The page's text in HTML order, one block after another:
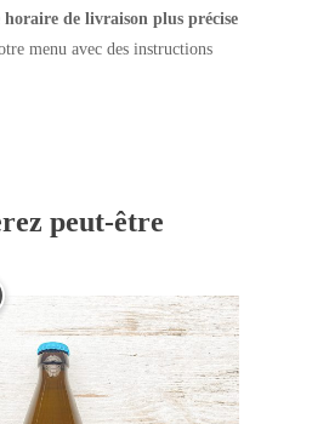
horaire de livraison plus précise
menu avec des instructions
peut-être